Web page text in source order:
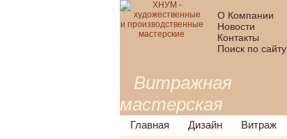
О Компании
Новости
Контакты
Поиск по сайту
Витражная
мастерская
Главная
Дизайн Витраж